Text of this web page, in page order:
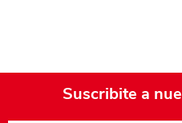
Suscribite a